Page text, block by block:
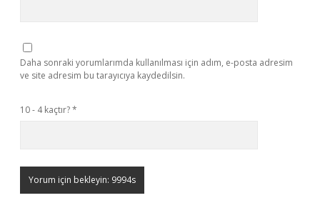
Daha sonraki yorumlarımda kullanılması için adım, e-posta adresim
ve site adresim bu tarayıcıya kaydedilsin.
10 - 4 kaçtır?*